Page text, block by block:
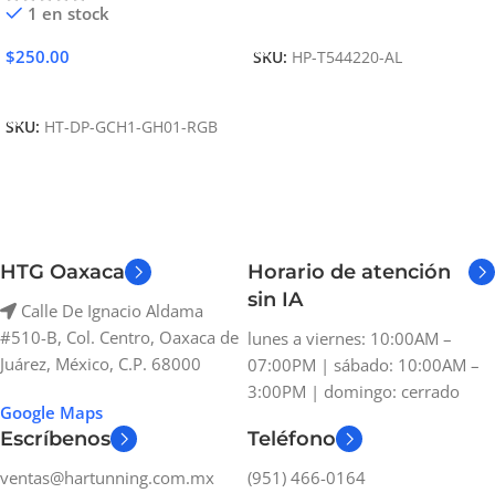
1 en stock
$250.00
SKU: HT-DP-GCH1-GH01-RGB
SKU: HP-T544220-AL
HTG Oaxaca
Calle De Ignacio Aldama
#510-B, Col. Centro, Oaxaca de
Juárez, México, C.P. 68000
Google Maps
Horario de atención
sin IA
lunes a viernes: 10:00AM –
07:00PM | sábado: 10:00AM –
3:00PM | domingo: cerrado
Escríbenos
ventas@hartunning.com.mx
Teléfono
(951) 466-0164